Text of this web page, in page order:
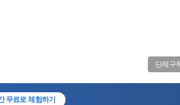
단체구
무료로 체험하기